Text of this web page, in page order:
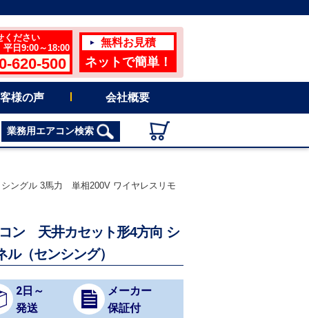
ください
日9:00～18:00
620-500
無料お見積
ネットで簡単！
様の声 会社概要
業務用エアコン検索
ングル 3馬力 単相200V ワイヤレスリモ
ン 天井カセット形4方向 シ
（センシング）
2日～
発送
メーカー
保証付